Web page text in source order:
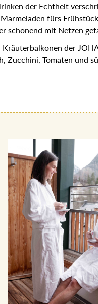
der Echtheit
Marmeladen fürs
schonend mit
Kräuterbalkonen
Zucchini, Tomaten